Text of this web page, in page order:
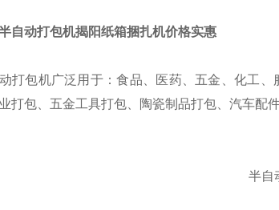
自动打包机揭阳纸箱捆扎机价格实惠
包机广泛用于：食品、医药、五金、化工、
打包、五金工具打包、陶瓷制品打包、汽车配
半自